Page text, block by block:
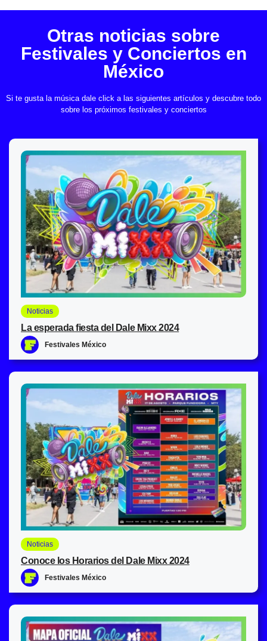
Otras noticias sobre
Festivales y Conciertos en
México
Si te gusta la música dale click a las siguientes artículos y descubre todo
sobre los próximos festivales y conciertos
Noticias
La esperada fiesta del Dale Mixx 2024
Festivales México
Noticias
Conoce los Horarios del Dale Mixx 2024
Festivales México